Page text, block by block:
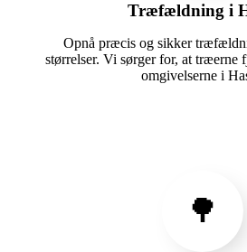
Træfældning i
Opnå præcis og sikker
størrelser. Vi sørger for, at træerne
omgivelserne i
🌳